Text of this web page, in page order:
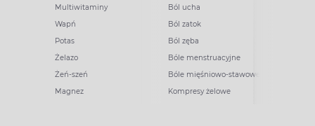
Multiwitaminy
Wapń
Potas
Żelazo
Żeń-szeń
Magnez
Ból ucha
Ból zatok
Ból zęba
Bóle menstruacyjne
Bóle mięśniowo-stawowe
Kompresy żelowe